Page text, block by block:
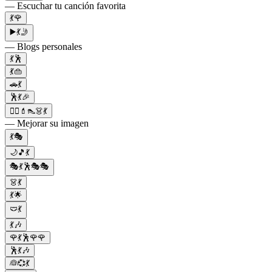
— Escuchar tu canción favorita
💃🌹
▶️💃🤳
— Blogs personales
💃🕺
💃👜
🚗💃
🕺💃🎉
💇‍♀️💄👠👗💃
— Mejorar su imagen
💃🎭
🌙🎵💃
🎭💃🕺🎭🎭
👗💃
💃🌟
🩲💃
💃🎶
🌹💃🕺🌹🌹
🕺💃🎶
👰💞💃